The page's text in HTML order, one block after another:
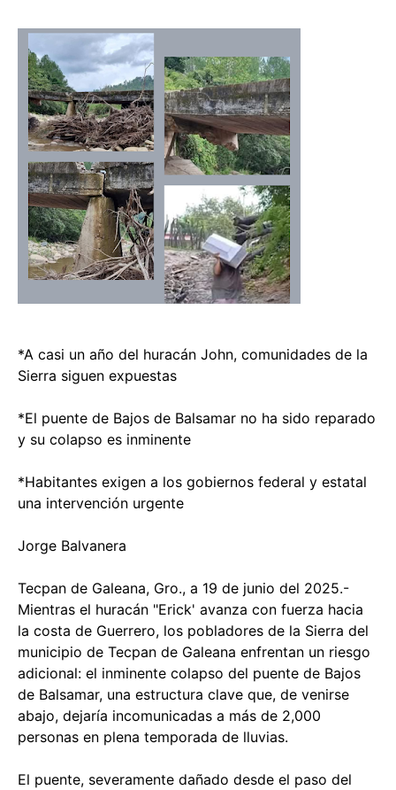
*A casi un año del huracán John, comunidades de la
Sierra siguen expuestas
*El puente de Bajos de Balsamar no ha sido reparado
y su colapso es inminente
*Habitantes exigen a los gobiernos federal y estatal
una intervención urgente
Jorge Balvanera
Tecpan de Galeana, Gro., a 19 de junio del 2025.-
Mientras el huracán "Erick' avanza con fuerza hacia
la costa de Guerrero, los pobladores de la Sierra del
municipio de Tecpan de Galeana enfrentan un riesgo
adicional: el inminente colapso del puente de Bajos
de Balsamar, una estructura clave que, de venirse
abajo, dejaría incomunicadas a más de 2,000
personas en plena temporada de lluvias.
El puente, severamente dañado desde el paso del